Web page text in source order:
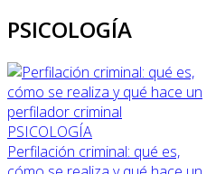
PSICOLOGÍA
PSICOLOGÍA
Perfilación criminal: qué es,